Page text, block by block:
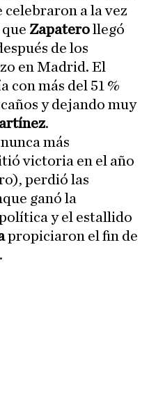
celebraron a la vez
Zapaterollegó
de los
en Madrid. El
con más del 51 %
y dejando muy
.
más
victoria en el año
perdió las
ganó la
y el estallido
propiciaron el fin de